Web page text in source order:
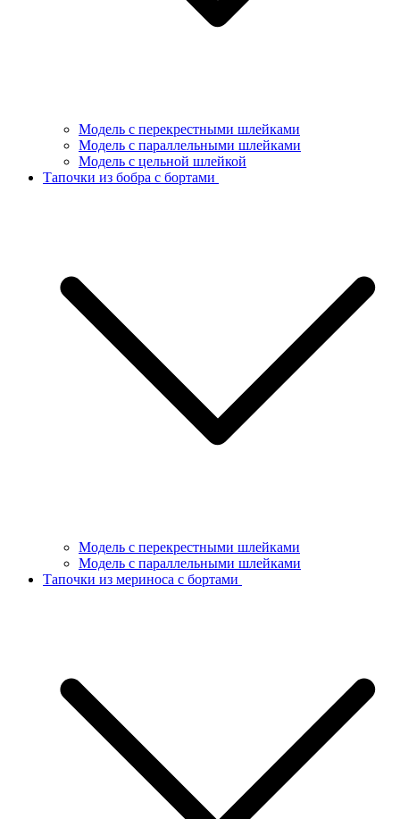
Модель с перекрестными шлейками
Модель с параллельными шлейками
Модель с цельной шлейкой
Тапочки из бобра с бортами
Модель с перекрестными шлейками
Модель с параллельными шлейками
Тапочки из мериноса с бортами